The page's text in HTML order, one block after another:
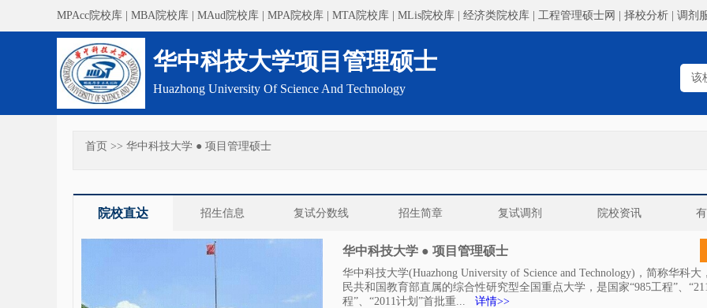
MPAcc院校库 MBA院校库 MAud院校库 MPA院校库 MTA院校库 MLis院校库 经济类院校库 工程管理硕士网 择校分析 调剂
华中科技大学项目管理硕士
Huazhong University Of Science And Technology
首页 >> 华中科技大学 ● 项目管理硕士
院校直达 招生信息 复试分数线 招生简章 复试调剂 院校资讯
华中科技大学 ● 项目管理硕士
华中科技大学(Huazhong University of Science and Technology)，简称华科大
民共和国教育部直属的综合性研究型全国重点大学，是国家“985工程”、
程”、“2011计划”首批重... 详情>>